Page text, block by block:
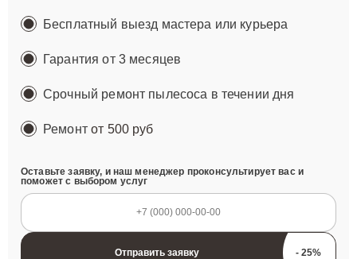
Бесплатный выезд мастера или курьера
Гарантия от 3 месяцев
Срочный ремонт пылесоса в течении дня
Ремонтот 500 руб
Оставьте заявку, и наш менеджер проконсультирует вас и
поможет с выбором услуг
Отправить заявку